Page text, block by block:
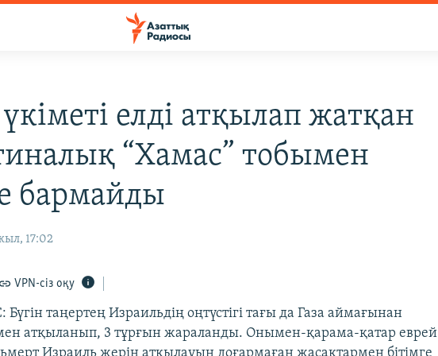
елді атқылап жатқан
“Хамас” тобымен
бармайды
17:02
VPN-сіз оқу
таңертең Израильдің оңтүстігі тағы да Газа аймағынан
атқыланып, 3 тұрғын жараланды. Онымен-қарама-қатар еврей